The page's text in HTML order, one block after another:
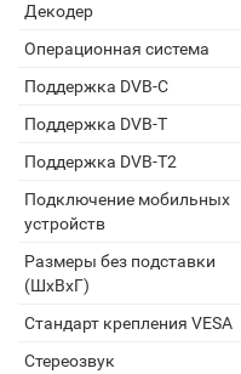
Декодер
Операционная система
Поддержка DVB-C
Поддержка DVB-T
Поддержка DVB-T2
Подключение мобильных
устройств
Размеры без подставки
(ШxВxГ)
Стандарт крепления VESA
Стереозвук